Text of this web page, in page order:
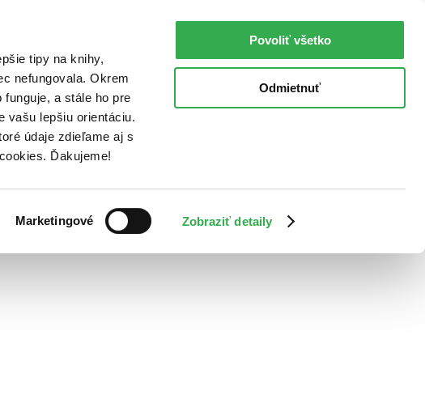
tipy na knihy,
nefungovala. Okrem
a stále ho pre
vašu lepšiu orientáciu.
údaje zdieľame aj s
Ďakujeme!
Marketingové Zobraziť detaily
Povoliť všetko
Odmietnuť